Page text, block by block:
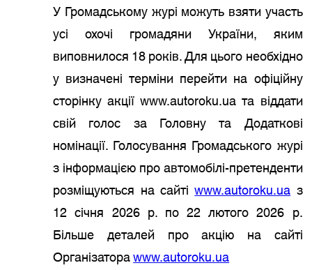
У Громадському журі можуть взяти участь
усі охочі громадяни України, яким
виповнилося 18 років. Для цього необхідно
у визначені терміни перейти на офіційну
сторінку акції www.autoroku.ua та віддати
свій голос за Головну та Додаткові
номінації. Голосування Громадського журі
з інформацією про автомобілі-претенденти
розміщуються на сайтіwww.autoroku.uaз
12 січня 2026 р. по 22 лютого 2026 р.
Більше деталей про акцію на сайті
Організатораwww.autoroku.ua